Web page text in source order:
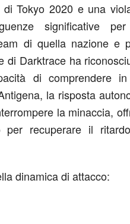
Tokyo 2020 e una
significative
di quella nazione e
di Darktrace ha
di comprendere
la risposta
la minaccia,
recuperare il
dinamica di attacco: